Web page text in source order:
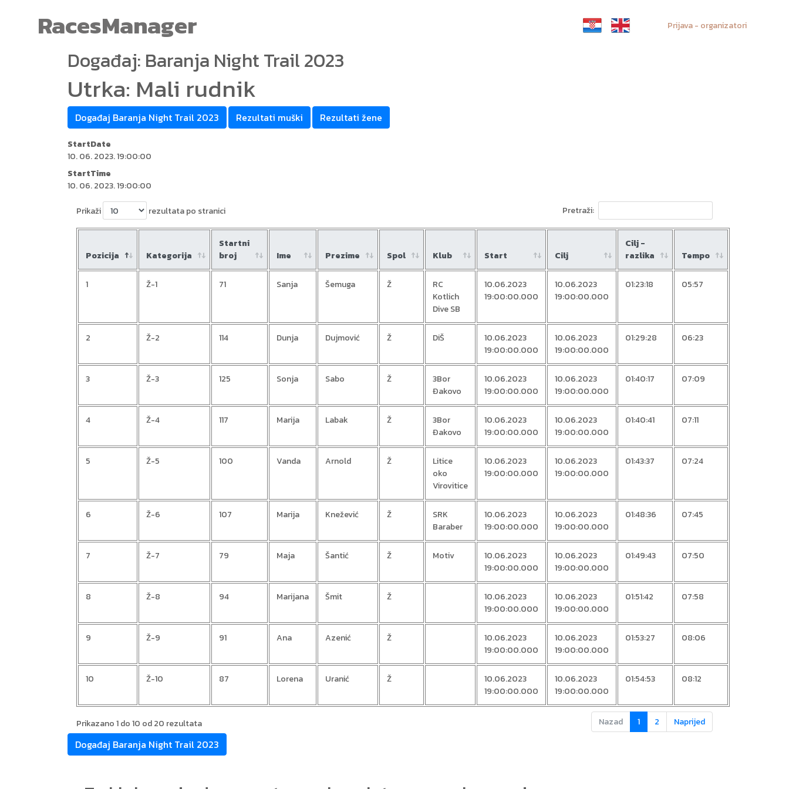
RacesManager Prijava - organizatori
Događaj: Baranja Night Trail 2023
Utrka: Mali rudnik
Događaj Baranja Night Trail 2023 Rezultati muški Rezultati žene
StartDate
10. 06. 2023. 19:00:00
StartTime
10. 06. 2023. 19:00:00
Prikaži rezultata po stranici Pretraži:
Pozicija Kategorija
Startni
broj
Ime Prezime Spol Klub Start Cilj
Cilj -
razlika
Tempo
1 Ž-1 71 Sanja Šemuga Ž
RC
Kotlich
Dive SB
10.06.2023
19:00:00.000
10.06.2023
19:00:00.000
01:23:18 05:57
2 Ž-2 114 Dunja Dujmović Ž DiŠ
10.06.2023
19:00:00.000
10.06.2023
19:00:00.000
01:29:28 06:23
3 Ž-3 125 Sonja Sabo Ž
3Bor
Đakovo
10.06.2023
19:00:00.000
10.06.2023
19:00:00.000
01:40:17 07:09
4 Ž-4 117 Marija Labak Ž
3Bor
Đakovo
10.06.2023
19:00:00.000
10.06.2023
19:00:00.000
01:40:41 07:11
5 Ž-5 100 Vanda Arnold Ž
Litice
oko
Virovitice
10.06.2023
19:00:00.000
10.06.2023
19:00:00.000
01:43:37 07:24
6 Ž-6 107 Marija Knežević Ž
SRK
Baraber
10.06.2023
19:00:00.000
10.06.2023
19:00:00.000
01:48:36 07:45
7 Ž-7 79 Maja Šantić Ž Motiv
10.06.2023
19:00:00.000
10.06.2023
19:00:00.000
01:49:43 07:50
8 Ž-8 94 Marijana Šmit Ž
10.06.2023
19:00:00.000
10.06.2023
19:00:00.000
01:51:42 07:58
9 Ž-9 91 Ana Azenić Ž
10.06.2023
19:00:00.000
10.06.2023
19:00:00.000
01:53:27 08:06
10 Ž-10 87 Lorena Uranić Ž
10.06.2023
19:00:00.000
10.06.2023
19:00:00.000
01:54:53 08:12
Prikazano 1 do 10 od 20 rezultata Nazad 1 2 Naprijed
Događaj Baranja Night Trail 2023